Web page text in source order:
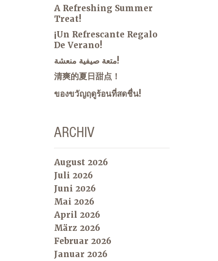
A Refreshing Summer
Treat!
¡Un Refrescante Regalo
De Verano!
متعة صيفية منعشة!
清爽的夏日甜点！
ของขวัญฤดูร้อนที่สดชื่น!
ARCHIV
August 2026
Juli 2026
Juni 2026
Mai 2026
April 2026
März 2026
Februar 2026
Januar 2026